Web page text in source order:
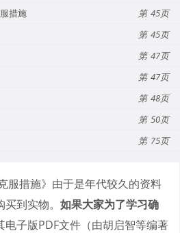
措施
45
45
47
47
48
50
75
服措施》由于是年代较久的资料
到实物。 如果大家为了学习确
电子版PDF文件（由胡启智等编著